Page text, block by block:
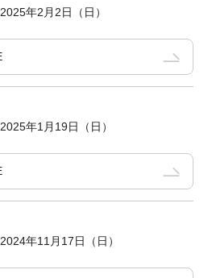
年2月2日（日）
年1月19日（日）
年11月17日（日）